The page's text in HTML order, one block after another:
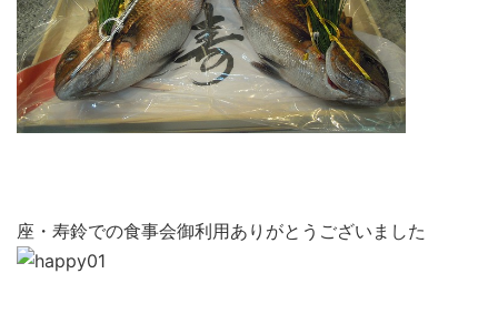
座・寿鈴での食事会御利用ありがとうございました